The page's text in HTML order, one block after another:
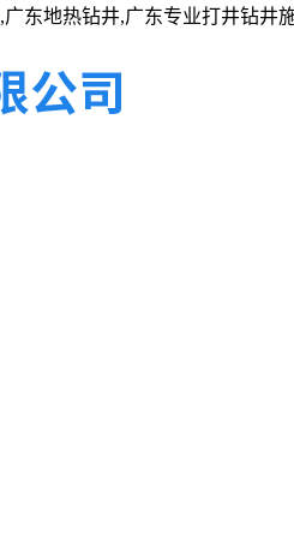
,广东地热钻井,广东专业打井钻井